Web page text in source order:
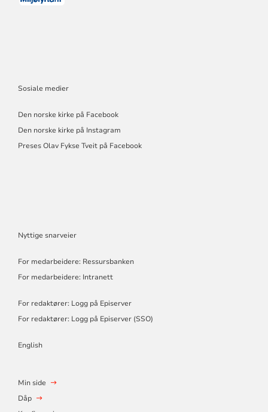
Sosiale medier
Den norske kirke på Facebook
Den norske kirke på Instagram
Preses Olav Fykse Tveit på Facebook
Nyttige snarveier
For medarbeidere: Ressursbanken
For medarbeidere: Intranett
For redaktører: Logg på Episerver
For redaktører: Logg på Episerver (SSO)
English
Min side
Dåp